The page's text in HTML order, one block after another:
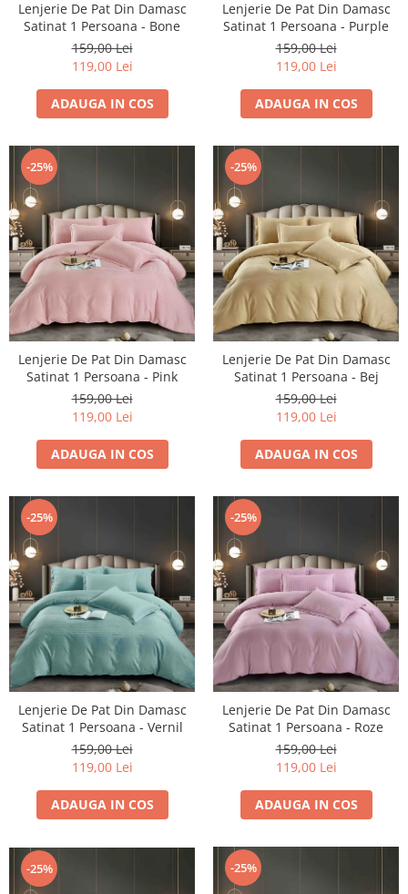
Cearceaf cu elastic 4 piese
Lenjerii Catifea
Cearceaf cu elastic
Cearceaf normal
Bumbac Neted Nesatinat
Bumbac 100% Poplin Hobby
Bumbac 100%
Lenjerii Satin Premium
Lenjerii Jacquard
Lenjerii Matase
Lenjerii Creponate
Lenjerii pentru PASTE
Set Lenjerie + Draperii Pat Dublu
Huse De Pat Tricotate 160x200cm
Huse De Pat Tricotate 180x200cm
Huse Impermeabile
Huse Impermeabile 160x200cm
Huse Impermeabile 180x200cm
Lenjerie De Pat Din Damasc
Satinat 1 Persoana - Bone
159,00 Lei
119,00 Lei
ADAUGA IN COS
Lenjerie De Pat Din Damasc
Satinat 1 Persoana - Purple
159,00 Lei
119,00 Lei
ADAUGA IN COS
-25%
Lenjerie De Pat Din Damasc
Satinat 1 Persoana - Pink
159,00 Lei
119,00 Lei
ADAUGA IN COS
-25%
Lenjerie De Pat Din Damasc
Satinat 1 Persoana - Bej
159,00 Lei
119,00 Lei
ADAUGA IN COS
-25%
Lenjerie De Pat Din Damasc
Satinat 1 Persoana - Vernil
159,00 Lei
119,00 Lei
ADAUGA IN COS
-25%
Lenjerie De Pat Din Damasc
Satinat 1 Persoana - Roze
159,00 Lei
119,00 Lei
ADAUGA IN COS
-25% -25%